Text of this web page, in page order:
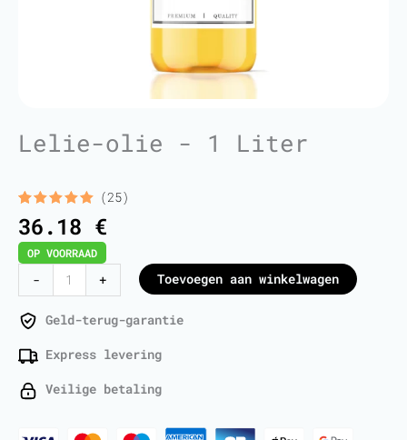
Lelie-olie - 1 Liter
Gewaardeerd
5.00 op 5
gebaseerd
op
25
klant
waarderingen
(25)
36.18 €
OP VOORRAAD
-
Oil
-
Liter
+ Toevoegen aan winkelwagen
Geld-terug-garantie
Express levering
Veilige betaling